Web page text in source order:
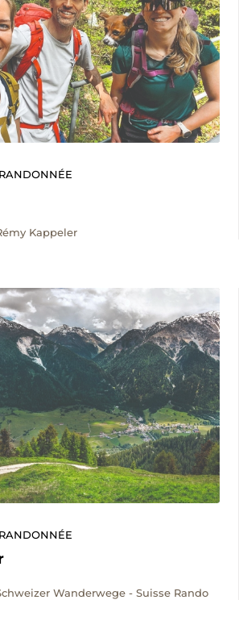
Kappeler
Wanderwege - Suisse Rando